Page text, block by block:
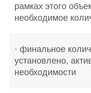
рамках этого
необходимое
· финальное
установлено,
необходимости